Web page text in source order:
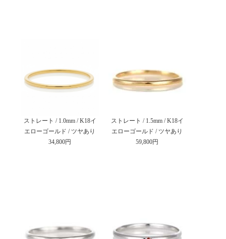
ストレート / 1.0mm / K18イ
エローゴールド / ツヤあり
34,800円
ストレート / 1.5mm / K18イ
エローゴールド / ツヤあり
59,800円